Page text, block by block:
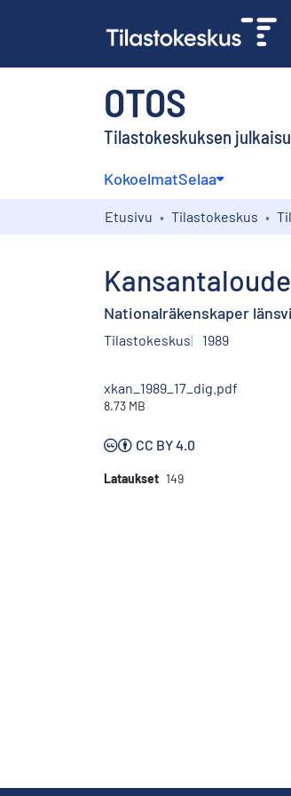
OTOS
Tilastokeskuksen
KokoelmatSelaa
Etusivu Tilastokeskus
Nationalräkenskaper
Tilastokeskus 1989
xkan_1989_17_dig.pdf
8.73 MB
CC BY 4.0
Lataukset 149